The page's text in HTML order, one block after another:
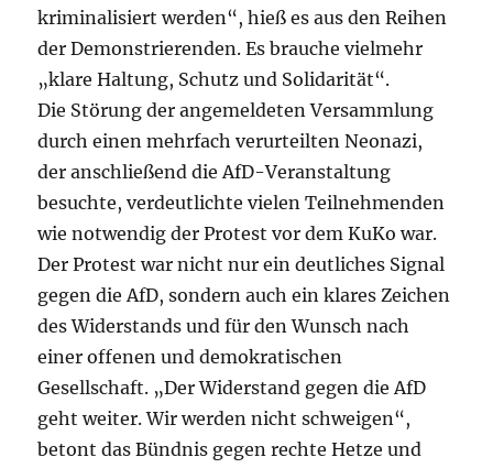
kriminalisiert werden“, hieß es aus den Reihen
der Demonstrierenden. Es brauche vielmehr
„klare Haltung, Schutz und Solidarität“.
Die Störung der angemeldeten Versammlung
durch einen mehrfach verurteilten Neonazi,
der anschließend die AfD-Veranstaltung
besuchte, verdeutlichte vielen Teilnehmenden
wie notwendig der Protest vor dem KuKo war.
Der Protest war nicht nur ein deutliches Signal
gegen die AfD, sondern auch ein klares Zeichen
des Widerstands und für den Wunsch nach
einer offenen und demokratischen
Gesellschaft. „Der Widerstand gegen die AfD
geht weiter. Wir werden nicht schweigen“,
betont das Bündnis gegen rechte Hetze und